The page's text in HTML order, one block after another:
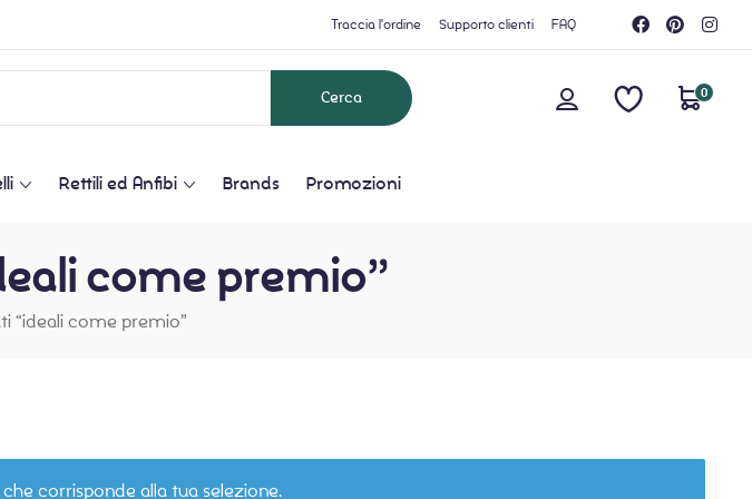
Traccia l'ordine Supporto clienti FAQ
0
Rettili ed Anfibi Brands Promozioni
come premio”
“ideali come premio”
corrisponde alla tua selezione.